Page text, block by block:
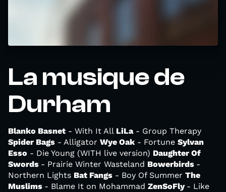
La musique de
Durham
Blanko Basnet - With It All LiLa- Group Therapy
Spider Bags - Alligator Wye Oak- Fortune Sylvan
Esso - Die Young (WITH live version) Daughter Of
Swords - Prairie Winter Wasteland Bowerbirds -
Northern Lights Bat Fangs - Boy Of Summer The
Muslims - Blame It on Mohammad ZenSoFly - Like